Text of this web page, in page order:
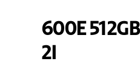
600E
2I